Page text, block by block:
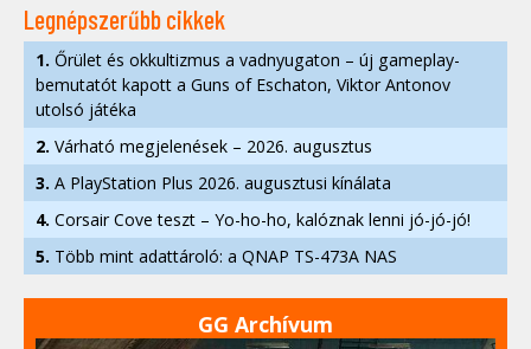
Legnépszerűbb cikkek
1. Őrület és okkultizmus a vadnyugaton – új gameplay-
bemutatót kapott a Guns of Eschaton, Viktor Antonov
utolsó játéka
2. Várható megjelenések – 2026. augusztus
3. A PlayStation Plus 2026. augusztusi kínálata
4. Corsair Cove teszt – Yo-ho-ho, kalóznak lenni jó-jó-jó!
5. Több mint adattároló: a QNAP TS-473A NAS
GG Archívum